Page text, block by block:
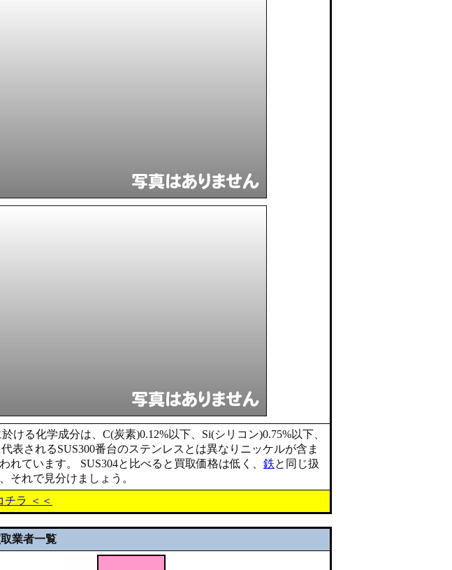
ける化学成分は、C(炭素)0.12%以下、Si(シリコン)0.75%以下、
表されるSUS300番台のステンレスとは異なりニッケルが含ま
ています。 SUS304と比べると買取価格は低く、 鉄と同じ扱
それで見分けましょう。
チラ ＜＜
業者一覧